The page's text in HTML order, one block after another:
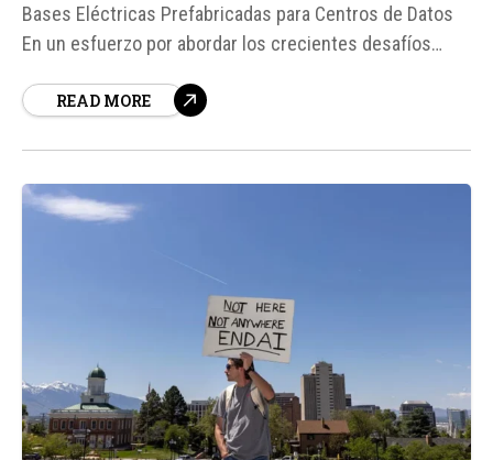
Bases Eléctricas Prefabricadas para Centros de Datos
En un esfuerzo por abordar los crecientes desafíos
compañía china ha desarrollado una innovadora
READ MORE